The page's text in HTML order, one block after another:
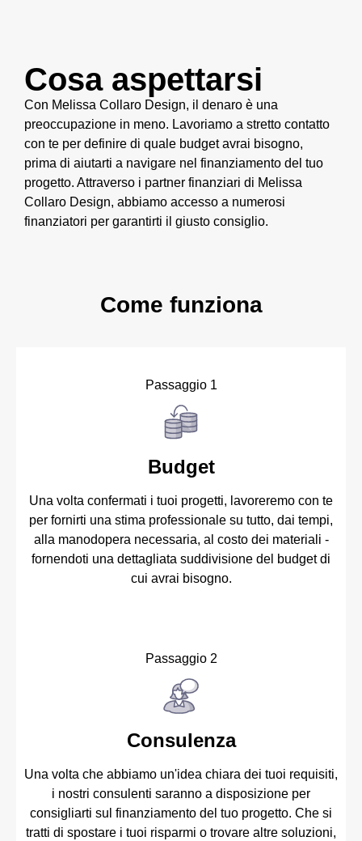
Cosa aspettarsi
Con Melissa Collaro Design, il denaro è una
preoccupazione in meno. Lavoriamo a stretto contatto
con te per definire di quale budget avrai bisogno,
prima di aiutarti a navigare nel finanziamento del tuo
progetto. Attraverso i partner finanziari di Melissa
Collaro Design, abbiamo accesso a numerosi
finanziatori per garantirti il giusto consiglio.
Come funziona
Passaggio 1
Budget
Una volta confermati i tuoi progetti, lavoreremo con te
per fornirti una stima professionale su tutto, dai tempi,
alla manodopera necessaria, al costo dei materiali -
fornendoti una dettagliata suddivisione del budget di
cui avrai bisogno.
Passaggio 2
Consulenza
Una volta che abbiamo un'idea chiara dei tuoi requisiti,
i nostri consulenti saranno a disposizione per
consigliarti sul finanziamento del tuo progetto. Che si
tratti di spostare i tuoi risparmi o trovare altre soluzioni,